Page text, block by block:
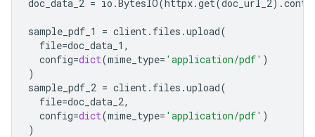
doc_data_2 = io . BytesIO( httpx.get(doc_url_2) .
sample_pdf_1 = client. files .upload(
file=doc_data_1 ,
config=dict(mime_type= 'application/pdf' )
)
sample_pdf_2 = client. files .upload(
file=doc_data_2,
config=dict(mime_type= 'application/pdf' )
)